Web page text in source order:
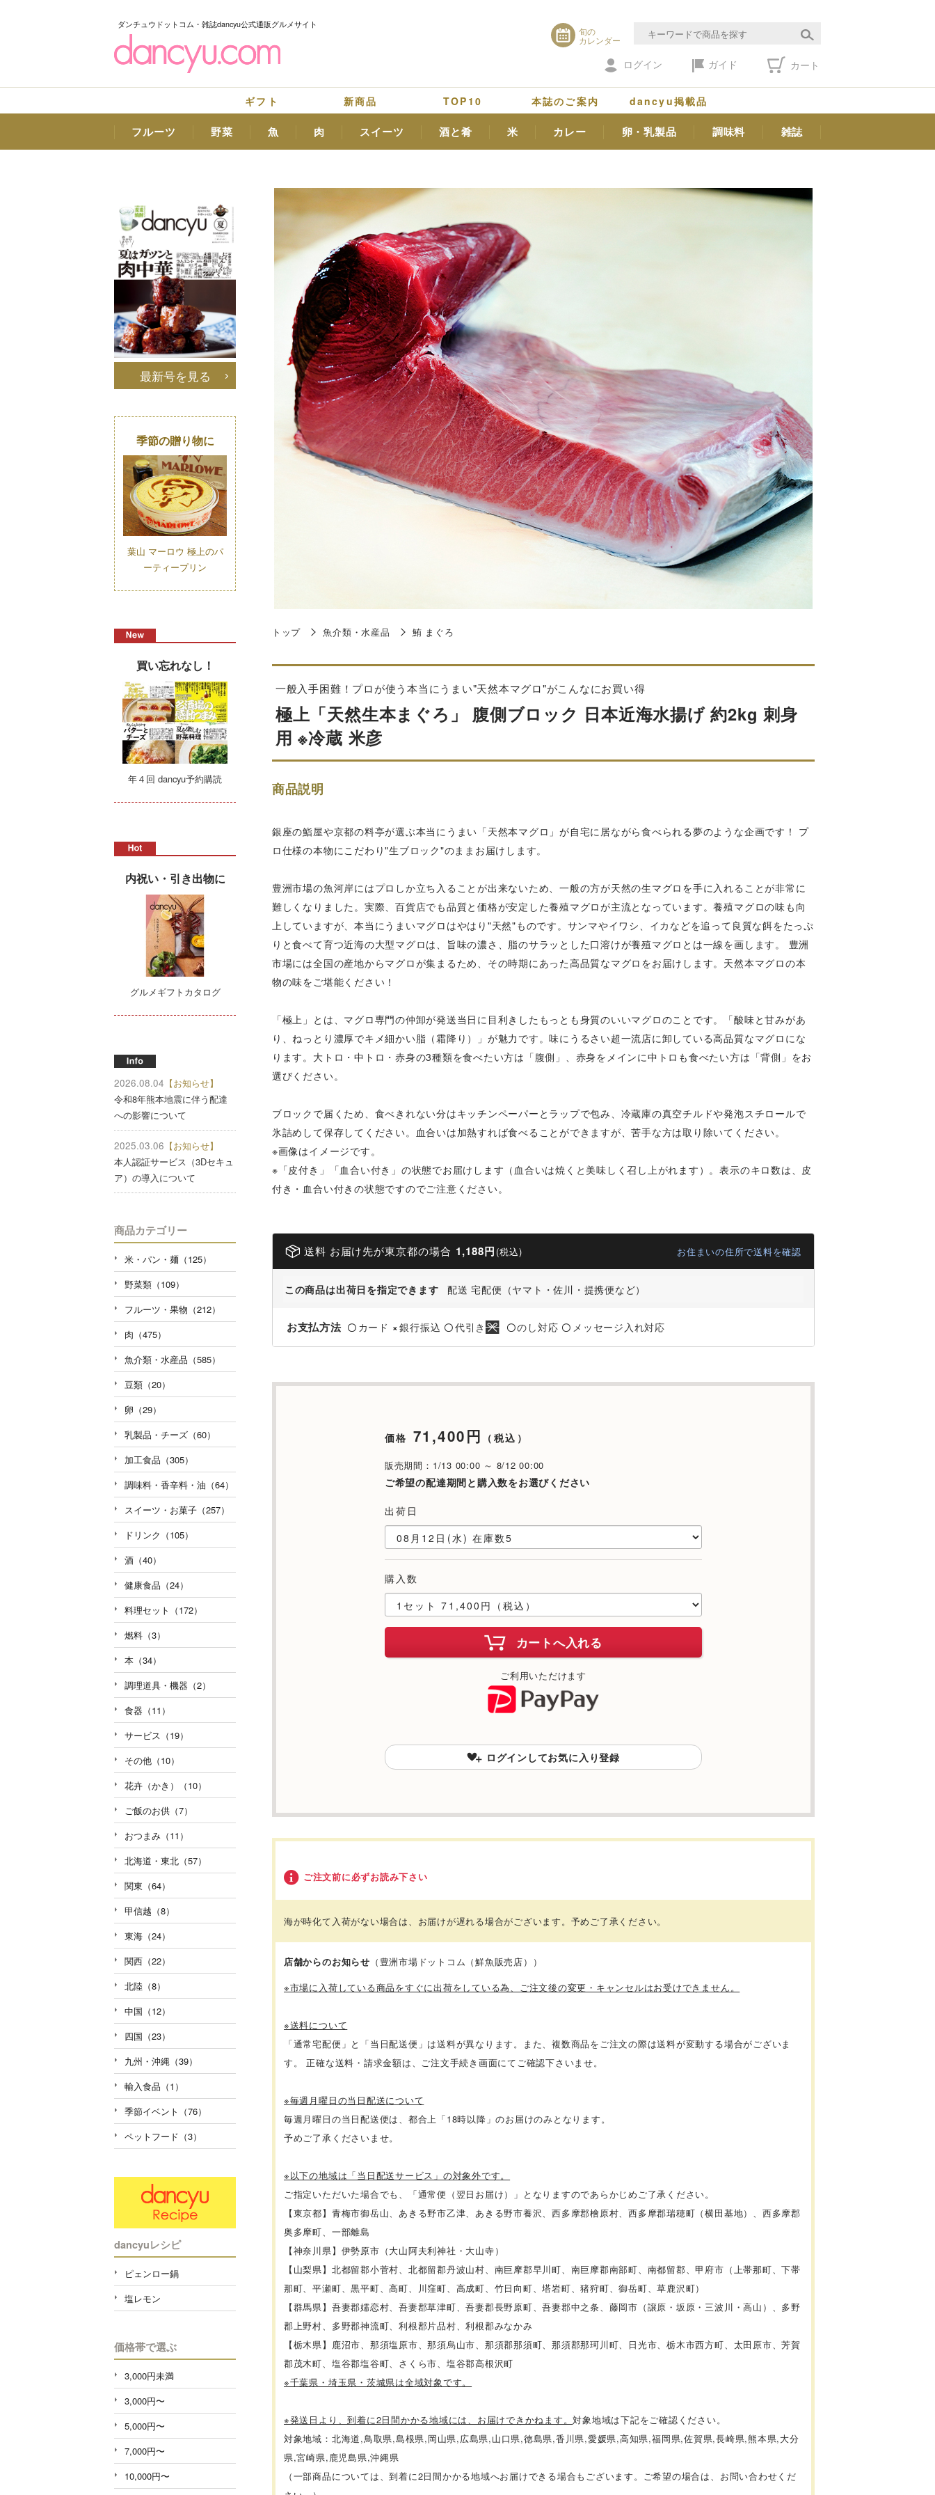
ダンチュウドットコム・雑誌dancyu公式通販グルメサイト
旬の
カレンダー
ログイン ガイド カート
ギフト 新商品 TOP10 本誌のご案内 dancyu掲載品
フルーツ 野菜 魚 肉 スイーツ 酒と肴 米 カレー 卵・乳製品 調味料 雑誌
トップ 魚介類・水産品 鮪 まぐろ
一般入手困難！プロが使う本当にうまい"天然本マグロ"がこんなにお買い得
極上「天然生本まぐろ」 腹側ブロック 日本近海水揚げ 約2kg 刺身
用 ※冷蔵 米彦
商品説明
銀座の鮨屋や京都の料亭が選ぶ本当にうまい「天然本マグロ」が自宅に居ながら食べられる夢のような企画です！ プ
ロ仕様の本物にこだわり"生ブロック"のままお届けします。
豊洲市場の魚河岸にはプロしか立ち入ることが出来ないため、一般の方が天然の生マグロを手に入れることが非常に
難しくなりました。実際、百貨店でも品質と価格が安定した養殖マグロが主流となっています。養殖マグロの味も向
上していますが、本当にうまいマグロはやはり"天然"ものです。サンマやイワシ、イカなどを追って良質な餌をたっぷ
りと食べて育つ近海の大型マグロは、旨味の濃さ、脂のサラッとした口溶けが養殖マグロとは一線を画します。 豊洲
市場には全国の産地からマグロが集まるため、その時期にあった高品質なマグロをお届けします。天然本マグロの本
物の味をご堪能ください！
「極上」とは、マグロ専門の仲卸が発送当日に目利きしたもっとも身質のいいマグロのことです。「酸味と甘みがあ
り、ねっとり濃厚でキメ細かい脂（霜降り）」が魅力です。味にうるさい超一流店に卸している高品質なマグロにな
ります。大トロ・中トロ・赤身の3種類を食べたい方は「腹側」、赤身をメインに中トロも食べたい方は「背側」をお
選びください。
ブロックで届くため、食べきれない分はキッチンペーパーとラップで包み、冷蔵庫の真空チルドや発泡スチロールで
氷詰めして保存してください。血合いは加熱すれば食べることができますが、苦手な方は取り除いてください。
※画像はイメージです。
※「皮付き」「血合い付き」の状態でお届けします（血合いは焼くと美味しく召し上がれます）。表示のキロ数は、皮
付き・血合い付きの状態ですのでご注意ください。
送料 お届け先が東京都の場合 1,188円 (税込) お住まいの住所で送料を確認
この商品は出荷日を指定できます 配送 宅配便（ヤマト・佐川・提携便など）
お支払方法 〇 カード × 銀行振込 〇代引き 〇のし対応 〇 メッセージ入れ対応
価格 71,400円 （税込）
販売期間：1/13 00:00 ～ 8/12 00:00
ご希望の配達期間と購入数をお選びください
出荷日
購入数
カートへ入れる
ご利用いただけます
ログインしてお気に入り登録
ご注文前に必ずお読み下さい
海が時化て入荷がない場合は、お届けが遅れる場合がございます。予めご了承ください。
店舗からのお知らせ （豊洲市場ドットコム（鮮魚販売店））
※市場に入荷している商品をすぐに出荷をしている為、ご注文後の変更・キャンセルはお受けできません。
※送料について
「通常宅配便」と「当日配送便」は送料が異なります。また、複数商品をご注文の際は送料が変動する場合がございま
す。 正確な送料・請求金額は、ご注文手続き画面にてご確認下さいませ。
※毎週月曜日の当日配送について
毎週月曜日の当日配送便は、都合上「18時以降」のお届けのみとなります。
予めご了承くださいませ。
※以下の地域は「当日配送サービス」の対象外です。
ご指定いただいた場合でも、「通常便（翌日お届け）」となりますのであらかじめご了承ください。
【東京都】青梅市御岳山、あきる野市乙津、あきる野市養沢、西多摩郡檜原村、西多摩郡瑞穂町（横田基地）、西多摩郡
奥多摩町、一部離島
【神奈川県】伊勢原市（大山阿夫利神社・大山寺）
【山梨県】北都留郡小菅村、北都留郡丹波山村、南巨摩郡早川町、南巨摩郡南部町、南都留郡、甲府市（上帯那町、下帯
那町、平瀬町、黒平町、高町、川窪町、高成町、竹日向町、塔岩町、猪狩町、御岳町、草鹿沢町）
【群馬県】吾妻郡嬬恋村、吾妻郡草津町、吾妻郡長野原町、吾妻郡中之条、藤岡市（譲原・坂原・三波川・高山）、多野
郡上野村、多野郡神流町、利根郡片品村、利根郡みなかみ
【栃木県】鹿沼市、那須塩原市、那須烏山市、那須郡那須町、那須郡那珂川町、日光市、栃木市西方町、太田原市、芳賀
郡茂木町、塩谷郡塩谷町、さくら市、塩谷郡高根沢町
※千葉県・埼玉県・茨城県は全域対象です。
※発送日より、到着に2日間かかる地域には、お届けできかねます。対象地域は下記をご確認ください。
対象地域：北海道,鳥取県,島根県,岡山県,広島県,山口県,徳島県,香川県,愛媛県,高知県,福岡県,佐賀県,長崎県,熊本県,大分
県,宮崎県,鹿児島県,沖縄県
（一部商品については、到着に2日間かかる地域へお届けできる場合もございます。ご希望の場合は、お問い合わせくだ
最新号を見る
季節の贈り物に
葉山 マーロウ 極上のパ
ーティープリン
買い忘れなし！
年４回 dancyu予約購読
内祝い・引き出物に
グルメギフトカタログ
2026.08.04 【お知らせ】
令和8年熊本地震に伴う配達
への影響について
2025.03.06 【お知らせ】
本人認証サービス（3Dセキュ
ア）の導入について
商品カテゴリー
米・パン・麺（125）
野菜類（109）
フルーツ・果物（212）
肉（475）
魚介類・水産品（585）
豆類（20）
卵（29）
乳製品・チーズ（60）
加工食品（305）
調味料・香辛料・油（64）
スイーツ・お菓子（257）
ドリンク（105）
酒（40）
健康食品（24）
料理セット（172）
燃料（3）
本（34）
調理道具・機器（2）
食器（11）
サービス（19）
その他（10）
花卉（かき）（10）
ご飯のお供（7）
おつまみ（11）
北海道・東北（57）
関東（64）
甲信越（8）
東海（24）
関西（22）
北陸（8）
中国（12）
四国（23）
九州・沖縄（39）
輸入食品（1）
季節イベント（76）
ペットフード（3）
dancyuレシピ
ピェンロー鍋
塩レモン
価格帯で選ぶ
3,000円未満
3,000円〜
5,000円〜
7,000円〜
10,000円〜